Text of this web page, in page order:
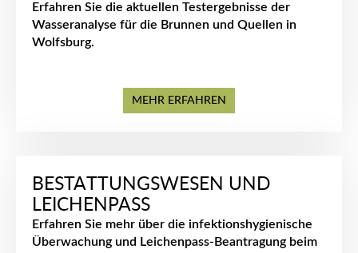
Erfahren Sie die aktuellen Testergebnisse der
Wasseranalyse für die Brunnen und Quellen in
Wolfsburg.
MEHR ERFAHREN
BESTATTUNGSWESEN UND
LEICHENPASS
Erfahren Sie mehr über die infektionshygienische
Überwachung und Leichenpass-Beantragung beim